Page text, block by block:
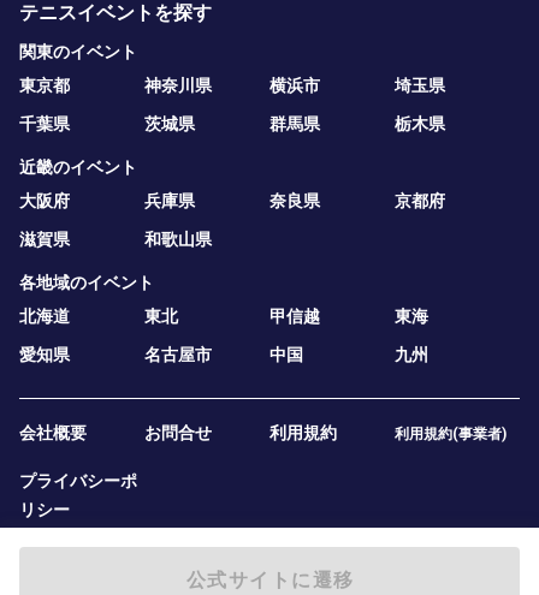
公式サイトに遷移
テニスイベントを探す
関東のイベント
東京都
神奈川県 横浜市
埼玉県
千葉県
茨城県 群馬県 栃木県
近畿のイベント
大阪府
兵庫県 奈良県
京都府
滋賀県
和歌山県
各地域のイベント
北海道
東北 甲信越
東海
愛知県
名古屋市 中国 九州
会社概要 お問合せ 利用規約 利用規約(事業者)
プライバシーポ
リシー